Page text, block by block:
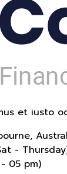
et iusto
-
05 pm)